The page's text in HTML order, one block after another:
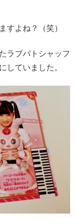
すよね？（笑）
ラブパトシャッフ
していました。